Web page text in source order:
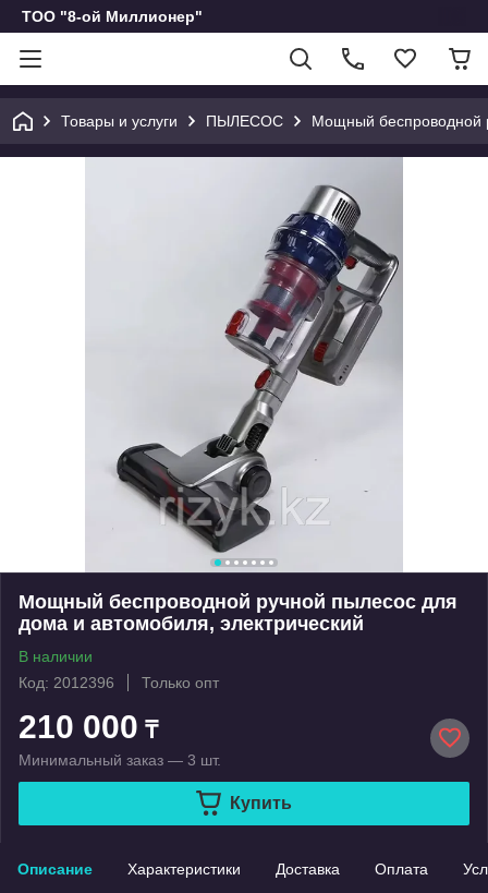
ТОО "8-ой Миллионер"
Товары и услуги ПЫЛЕСОС Мощный беспроводной
Мощный беспроводной ручной пылесос для
дома и автомобиля, электрический
В наличии
Код: 2012396
Только опт
210 000 ₸
Минимальный заказ — 3 шт.
Купить
Описание Характеристики Доставка Оплата